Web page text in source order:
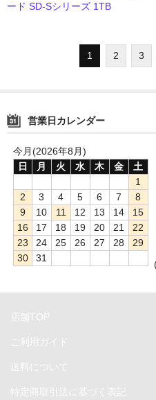
インターフェースから探す
19インチラック
FireWire
HDMI&DisplayPort
NVMe
PCIe
USB
電源プラグ
ード SD-Sシリーズ 1TB
1 2 3
営業日カレンダー
今月(2026年8月)
日
月 火 水 木 金
土
1
2
3 4 5 6 7
8
9
10 11 12 13 14
15
16
17 18 19 20 21
22
23
24 25 26 27 28
29
30
31
店舗TOP
ご利用ガイド
送料について
特定商取引法に基づく表記